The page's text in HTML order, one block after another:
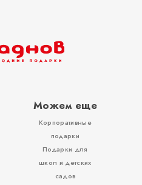
Можем еще
Корпоративные
подарки
Подарки для
школ и детских
садов